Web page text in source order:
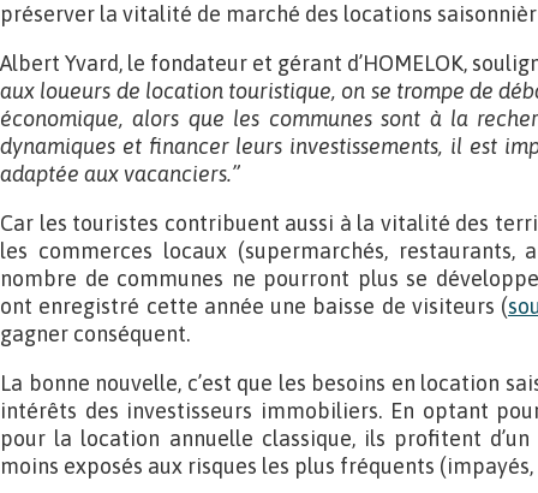
préserver la vitalité de marché des locations
Albert Yvard, le fondateur et gérant d’HOMELOK,
aux loueurs de location touristique, on se trompe de
économique, alors que les communes sont à la
dynamiques et financer leurs investissements, il est
adaptée aux vacanciers.”
Car les touristes contribuent aussi à la vitalité des
les commerces locaux (supermarchés, restaurants,
nombre de communes ne pourront plus se
ont enregistré cette année une baisse de visiteurs (
gagner conséquent.
La bonne nouvelle, c’est que les besoins en location
intérêts des investisseurs immobiliers. En optant
pour la location annuelle classique, ils profitent
moins exposés aux risques les plus fréquents